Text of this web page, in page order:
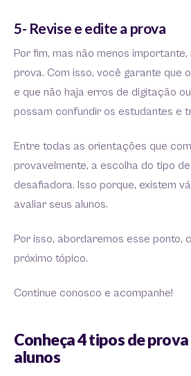
5- Revise e edite a prova
Por fim, mas não menos
prova. Com isso, você garante que
e que não haja erros de digitação
possam confundir os estudantes e
Entre todas as orientações que
provavelmente, a escolha do tipo
desafiadora. Isso porque, existem
avaliar seus alunos.
Por isso, abordaremos esse ponto,
próximo tópico.
Continue conosco e acompanhe!
Conheça 4 tipos de
alunos